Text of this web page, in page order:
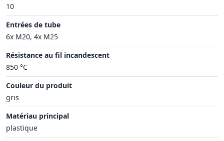
10
Entrées de tube
6x M20, 4x M25
Résistance au fil incandescent
850 °C
Couleur du produit
gris
Matériau principal
plastique